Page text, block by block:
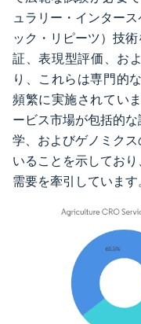
ュラリー・インター
ック・リピーツ）技
証、表現型評価、お
り、これらは専門的
頻繁に実施されてい
ービス市場が包括的
学、およびゲノミク
いることを示してお
需要を牽引しています